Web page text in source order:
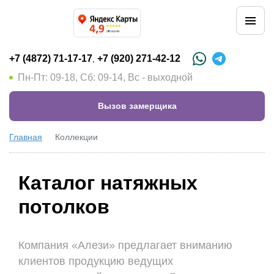
+7 (4872) 71-17-17 +7 (920) 271-42-12
Пн-Пт: 09-18, Сб: 09-14, Вс - выходной
Вызов замерщика
Главная Коллекции
Каталог натяжных
потолков
Компания «Алези» предлагает вниманию
клиентов продукцию ведущих